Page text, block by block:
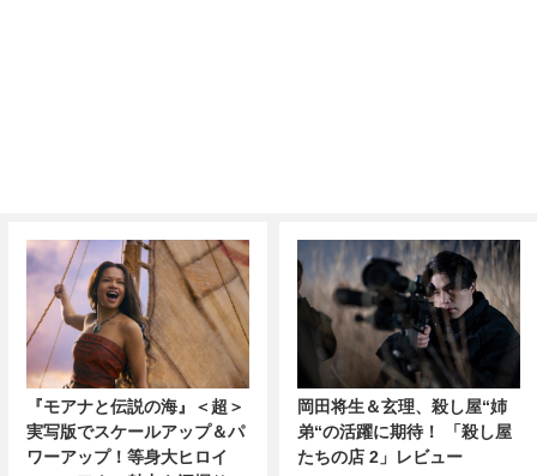
『モアナと伝説の海』＜超＞
実写版でスケールアップ＆パ
ワーアップ！等身大ヒロイ
岡田将生＆玄理、殺し屋“姉
弟“の活躍に期待！ 「殺し屋
たちの店 2」レビュー